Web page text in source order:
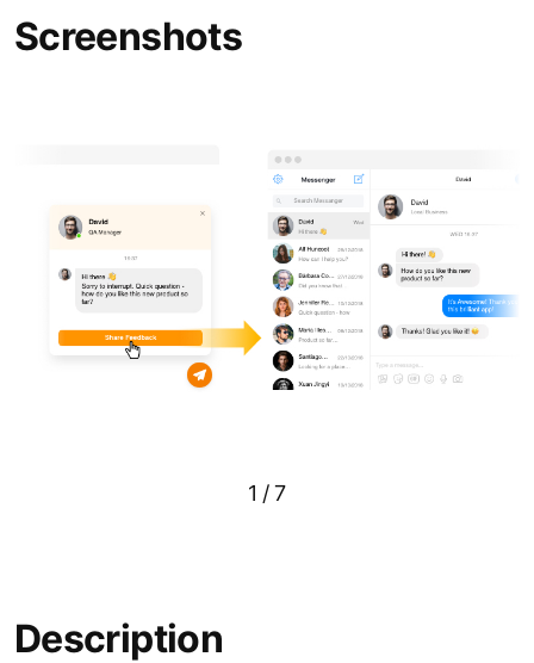
Screenshots
1 /7
Description